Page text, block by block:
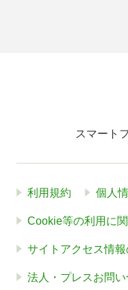
スマート
利用規約 個人
Cookie等の利用に
サイトアクセス情
法人・プレスお問